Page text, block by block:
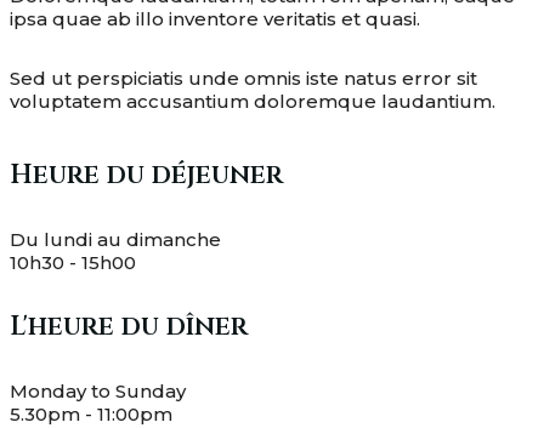
ipsa quae ab illo inventore veritatis et quasi.
Sed ut perspiciatis unde omnis iste natus error sit
voluptatem accusantium doloremque laudantium.
Heure du déjeuner
Du lundi au dimanche
10h30 - 15h00
L'heure du dîner
Monday to Sunday
5.30pm - 11:00pm